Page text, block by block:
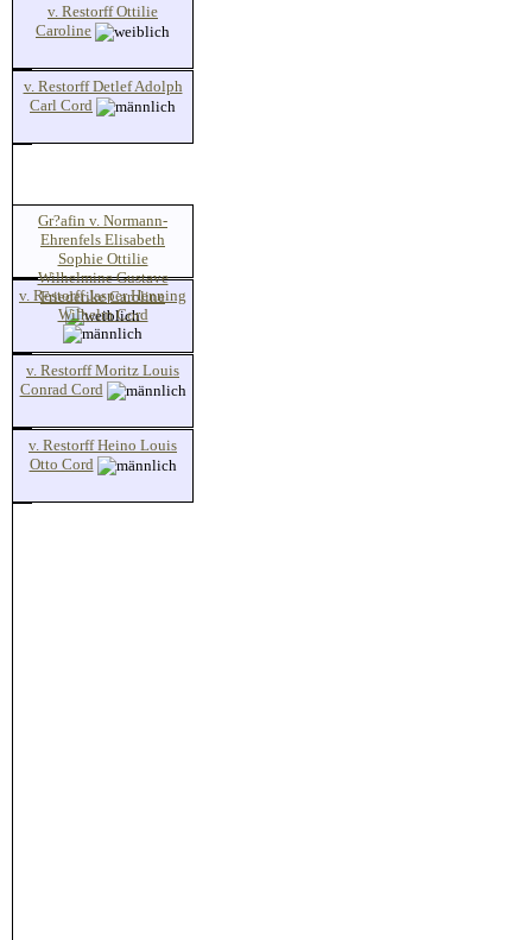
v. Restorff Ottilie
Caroline
v. Restorff Detlef Adolph
Carl Cord
Gr?afin v. Normann-
Ehrenfels Elisabeth
Sophie Ottilie
Wilhelmine Gustave
Friederike Caroline
v. Restorff Jasper Henning
Wilhelm Cord
v. Restorff Moritz Louis
Conrad Cord
v. Restorff Heino Louis
Otto Cord